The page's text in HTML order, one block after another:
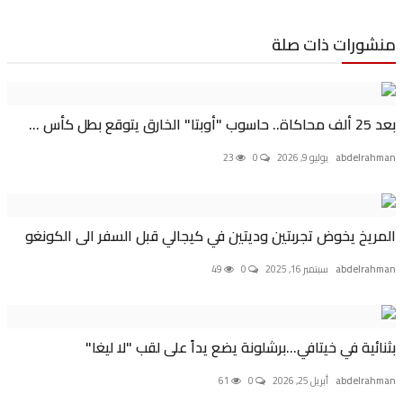
ذات صلة
يوليو 9, 2026 0
23
يخوض تجربتين وديتين في كيجالي قبل السفر الى الكونغو
سبتمبر 16, 2025 0
49
في خيتافي...برشلونة يضع يداً على لقب "لا ليغا"
أبريل 25, 2026 0
61